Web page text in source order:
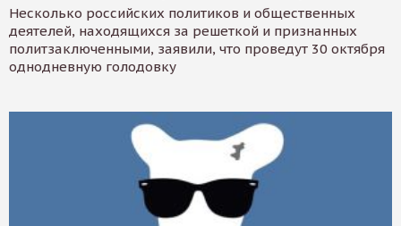
Несколько российских политиков и общественных
деятелей, находящихся за решеткой и признанных
политзаключенными, заявили, что проведут 30 октября
однодневную голодовку